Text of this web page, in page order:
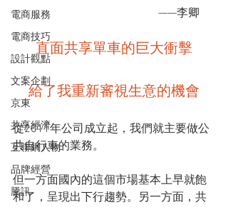
電商服務
電商技巧
設計觀點
文案企劃
京東
共享經濟
互聯網人物
品牌經營
騰訊
——李卿
直面共享單車的巨大衝擊
給了我重新審視生意的機會
從2011年公司成立起，我們就主要做公
共自行車的業務。
但一方面國內的這個市場基本上早就飽
和了，呈現出下行趨勢。另一方面，共